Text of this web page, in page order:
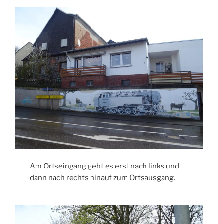
Am Ortseingang geht es erst nach links und
dann nach rechts hinauf zum Ortsausgang.